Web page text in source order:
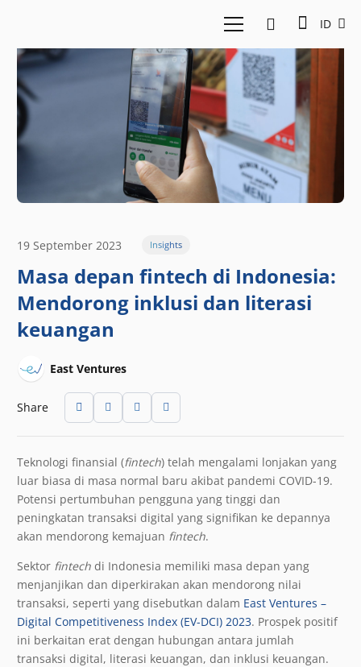
ID
19 September 2023 Insights
Masa depan fintech di Indonesia:
Mendorong inklusi dan literasi
keuangan
East Ventures
Share
Teknologi finansial (fintech) telah mengalami lonjakan yang
luar biasa di masa normal baru akibat pandemi COVID-19.
Potensi pertumbuhan pengguna yang tinggi dan
peningkatan transaksi digital yang signifikan ke depannya
akan mendorong kemajuan fintech.
Sektor fintech di Indonesia memiliki masa depan yang
menjanjikan dan diperkirakan akan mendorong nilai
transaksi, seperti yang disebutkan dalam East Ventures –
Digital Competitiveness Index (EV-DCI) 2023. Prospek positif
ini berkaitan erat dengan hubungan antara jumlah
transaksi digital, literasi keuangan, dan inklusi keuangan.